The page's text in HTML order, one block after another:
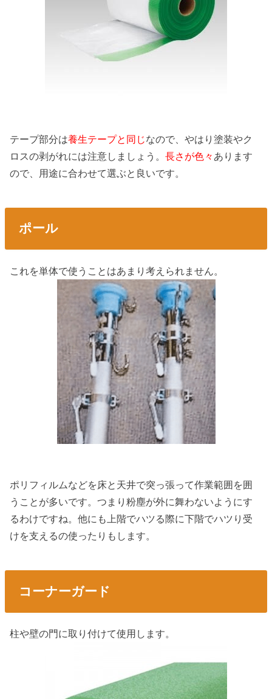
テープ部分は養生テープと同じ なので、やはり塗装やク
ロスの剥がれには注意しましょう。長さが色々 あります
ので、用途に合わせて選ぶと良いです。
ポール
これを単体で使うことはあまり考えられません。
ポリフィルムなどを床と天井で突っ張って作業範囲を囲
うことが多いです。つまり粉塵が外に舞わないようにす
るわけですね。他にも上階でハツる際に下階でハツり受
けを支えるの使ったりもします。
コーナーガード
柱や壁の門に取り付けて使用します。